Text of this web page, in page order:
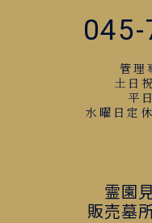
管理
土日
平
水曜日定
霊園
販売墓